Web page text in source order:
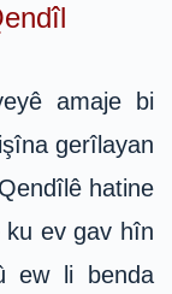
amaje bi
gerîlayan
hatine
ev gav hîn
ew li benda